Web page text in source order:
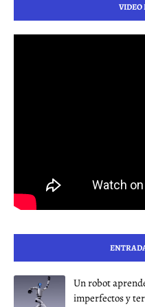
VIDEO
Un robot
imperfectos y